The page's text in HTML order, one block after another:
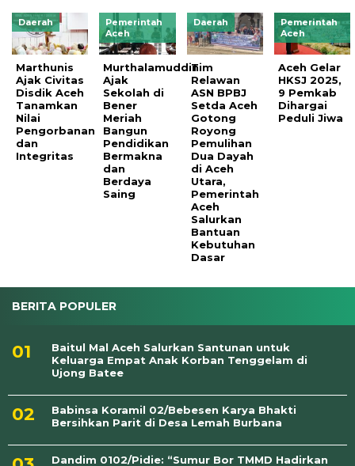
Daerah
Marthunis
Ajak Civitas
Disdik Aceh
Tanamkan
Nilai
Pengorbanan
dan
Integritas
Pemerintah
Aceh
Murthalamuddin
Ajak
Sekolah di
Bener
Meriah
Bangun
Pendidikan
Bermakna
dan
Berdaya
Saing
Daerah
Tim
Relawan
ASN BPBJ
Setda Aceh
Gotong
Royong
Pemulihan
Dua Dayah
di Aceh
Utara,
Pemerintah
Aceh
Salurkan
Bantuan
Kebutuhan
Dasar
Pemerintah
Aceh
Aceh Gelar
HKSJ 2025,
9 Pemkab
Dihargai
Peduli Jiwa
BERITA POPULER
Baitul Mal Aceh Salurkan Santunan untuk
Keluarga Empat Anak Korban Tenggelam di
Ujong Batee
Babinsa Koramil 02/Bebesen Karya Bhakti
Bersihkan Parit di Desa Lemah Burbana
Dandim 0102/Pidie: “Sumur Bor TMMD Hadirkan